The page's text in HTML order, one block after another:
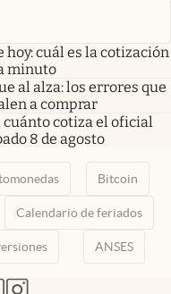
hoy: cuál es la cotización
minuto
al alza: los errores que
a comprar
cuánto cotiza el oficial
8 de agosto
Bitcoin
Calendario de feriados
ANSES
pestaña
nueva pestaña
en nueva pestaña
abre en nueva pestaña
abre en nueva pestaña